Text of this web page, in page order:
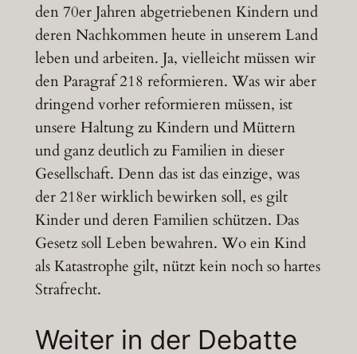
den 70er Jahren abgetriebenen Kindern und
deren Nachkommen heute in unserem Land
leben und arbeiten. Ja, vielleicht müssen wir
den Paragraf 218 reformieren. Was wir aber
dringend vorher reformieren müssen, ist
unsere Haltung zu Kindern und Müttern
und ganz deutlich zu Familien in dieser
Gesellschaft. Denn das ist das einzige, was
der 218er wirklich bewirken soll, es gilt
Kinder und deren Familien schützen. Das
Gesetz soll Leben bewahren. Wo ein Kind
als Katastrophe gilt, nützt kein noch so hartes
Strafrecht.
Weiter in der Debatte